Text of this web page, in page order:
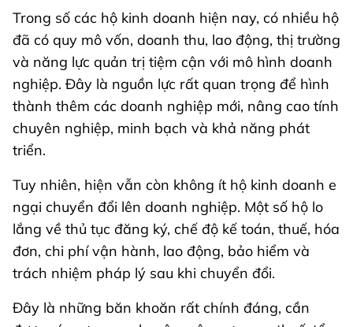
Trong số các hộ kinh doanh hiện nay, có nhiều hộ
đã có quy mô vốn, doanh thu, lao động, thị trường
và năng lực quản trị tiệm cận với mô hình doanh
nghiệp. Đây là nguồn lực rất quan trọng để hình
thành thêm các doanh nghiệp mới, nâng cao tính
chuyên nghiệp, minh bạch và khả năng phát
triển.
Tuy nhiên, hiện vẫn còn không ít hộ kinh doanh e
ngại chuyển đổi lên doanh nghiệp. Một số hộ lo
lắng về thủ tục đăng ký, chế độ kế toán, thuế, hóa
đơn, chi phí vận hành, lao động, bảo hiểm và
trách nhiệm pháp lý sau khi chuyển đổi.
Đây là những băn khoăn rất chính đáng, cần